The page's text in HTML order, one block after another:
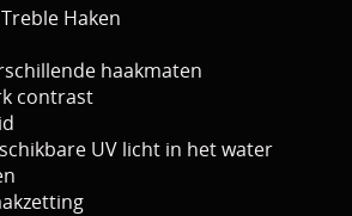
Haken
haakmaten
contrast
UV licht in het water